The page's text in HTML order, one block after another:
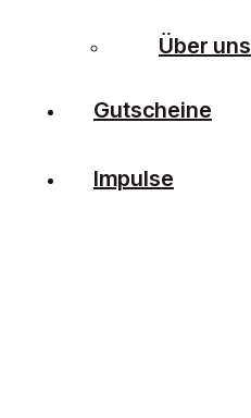
Über uns
Gutscheine
Impulse